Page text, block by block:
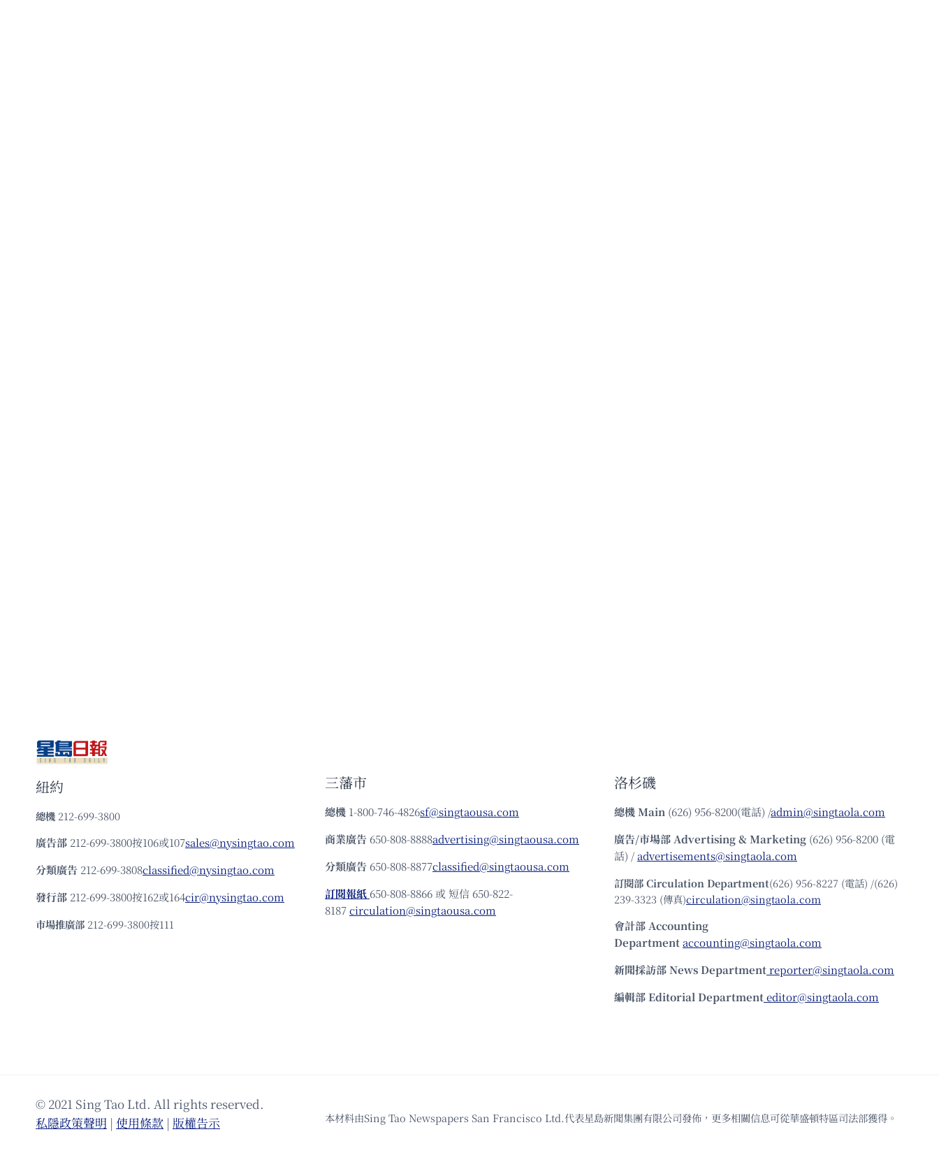
紐約
總機 212-699-3800
廣告部 212-699-3800按106或107sales@nysingtao.com
分類廣告 212-699-3808classified@nysingtao.com
發⾏部 212-699-3800按162或164cir@nysingtao.com
市場推廣部 212-699-3800按111
三藩市
總機 1-800-746-4826sf@singtaousa.com
商業廣告 650-808-8888advertising@singtaousa.com
分類廣告 650-808-8877classified@singtaousa.com
訂閱報紙 650-808-8866 或 短信 650-822-
8187circulation@singtaousa.com
洛杉磯
總機Main (626) 956-8200(電話) /admin@singtaola.com
廣告/市場部Advertising & Marketing (626) 956-8200 (電
話) /advertisements@singtaola.com
訂閱部 Circulation Department(626) 956-8227 (電話) /(626)
239-3323 (傳真)circulation@singtaola.com
會計部 Accounting
Departmentaccounting@singtaola.com
新聞採訪部 News Departmentreporter@singtaola.com
編輯部 Editorial Departmenteditor@singtaola.com
© 2021 Sing Tao Ltd. All rights reserved.
私隱政策聲明 | 使⽤條款 | 版權告⽰ 本材料由Sing Tao Newspapers San Francisco Ltd.代表星島新聞集團有限公司發佈，更多相關信息可從華盛頓特區司法部獲得。